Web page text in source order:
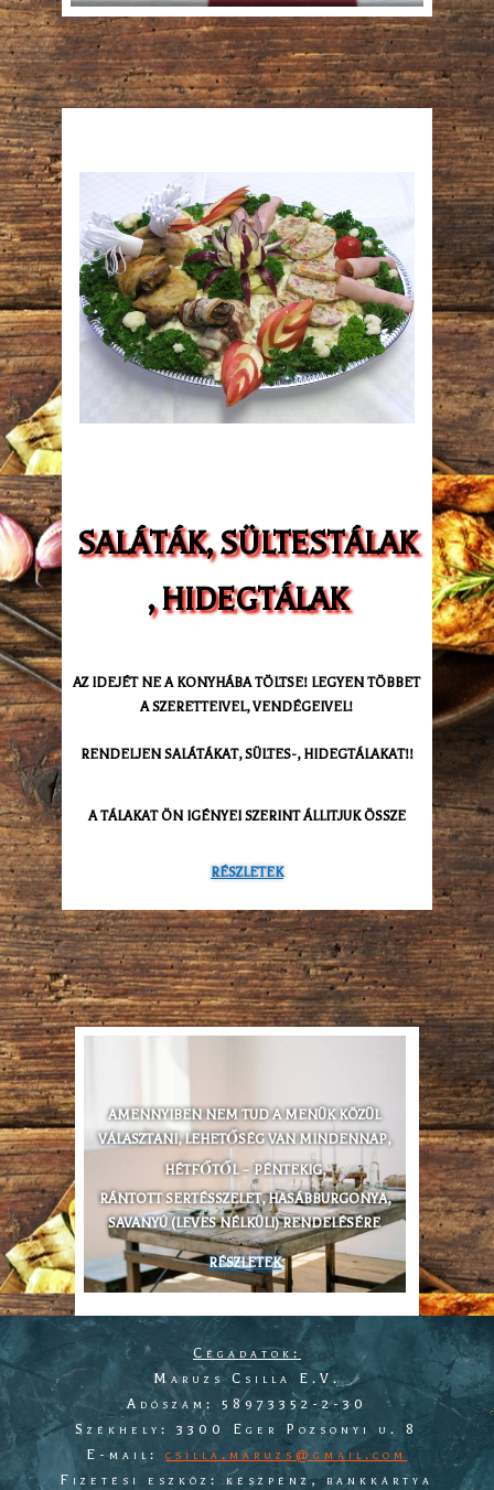
SALÁTÁK, SÜLTESTÁLAK
, HIDEGTÁLAK
AZ IDEJÉT NE A KONYHÁBA TÖLTSE! LEGYEN TÖBBET
A SZERETTEIVEL, VENDÉGEIVEL!
RENDELJEN SALÁTÁKAT, SÜLTES-, HIDEGTÁLAKAT!!
A TÁLAKAT ÖN IGÉNYEI SZERINT ÁLLITJUK ÖSSZE
RÉSZLETEK
AMENNYIBEN NEM TUD A MENÜK KÖZÜL
VÁLASZTANI, LEHETŐSÉG VAN MINDENNAP,
HÉTFŐTŐL – PÉNTEKIG,
RÁNTOTT SERTÉSSZELET, HASÁBBURGONYA,
SAVANYÚ (LEVES NÉLKÜLI) RENDELÉSÉRE
RÉSZLETEK
Cégadatok:
Maruzs Csilla E.V.
Adószám: 58973352-2-30
Székhely: 3300 Eger Pozsonyi u. 8
E-mail:csilla.maruzs@gmail.com
Fizetési eszköz: készpénz, bankkártya